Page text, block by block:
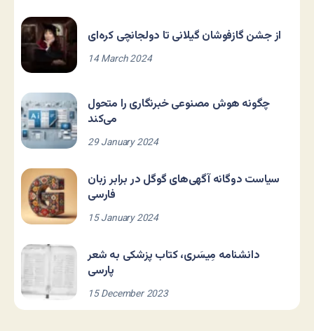
از جشن گازفوشان گیلانی تا دولجانچی کره‌ای
14 March 2024
چگونه هوش مصنوعی خبرنگاری را متحول
می‌کند
29 January 2024
سیاست دوگانه آگهی‌های گوگل در برابر زبان
فارسی
15 January 2024
دانشنامه مِیسَری، کتاب پزشکی به شعر
پارسی
15 December 2023